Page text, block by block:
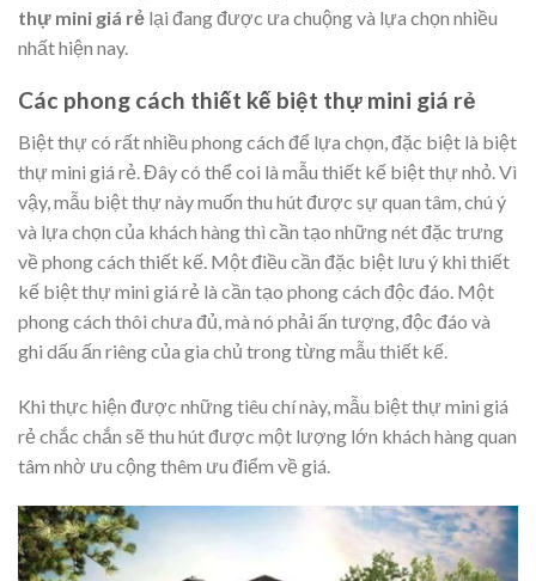
thự mini giá rẻ lại đang được ưa chuộng và lựa chọn nhiều
nhất hiện nay.
Các phong cách thiết kế biệt thự mini giá rẻ
Biệt thự có rất nhiều phong cách để lựa chọn, đặc biệt là biệt
thự mini giá rẻ. Đây có thể coi là mẫu thiết kế biệt thự nhỏ. Vì
vậy, mẫu biệt thự này muốn thu hút được sự quan tâm, chú ý
và lựa chọn của khách hàng thì cần tạo những nét đặc trưng
về phong cách thiết kế. Một điều cần đặc biệt lưu ý khi thiết
kế biệt thự mini giá rẻ là cần tạo phong cách độc đáo. Một
phong cách thôi chưa đủ, mà nó phải ấn tượng, độc đáo và
ghi dấu ấn riêng của gia chủ trong từng mẫu thiết kế.
Khi thực hiện được những tiêu chí này, mẫu biệt thự mini giá
rẻ chắc chắn sẽ thu hút được một lượng lớn khách hàng quan
tâm nhờ ưu cộng thêm ưu điểm về giá.